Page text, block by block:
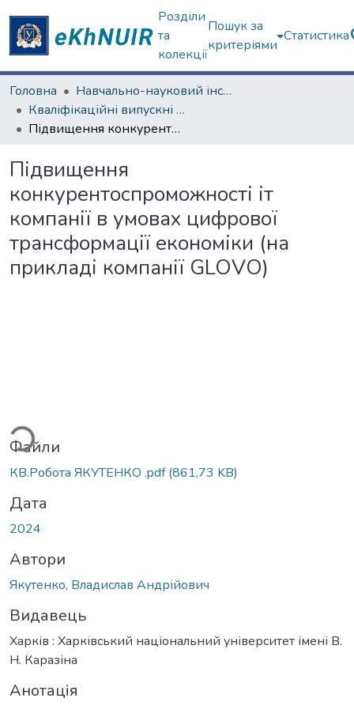
Розділи
та
колекції
Пошук за
критеріями
Статистика
Головна
Навчально-науковий інститут "Каразінська школа бізнесу"
Кваліфікаційні випускні роботи бакалаврів. Навчально-науковий інститут "Каразінська школа бізнесу"
Підвищення конкурентоспроможності іт компанії в умовах цифрової трансформації економіки (на прикладі компанії GLOVO)
Підвищення
конкурентоспроможності іт
компанії в умовах цифрової
трансформації економіки (на
прикладі компанії GLOVO)
Файли
КВ.Робота ЯКУТЕНКО .pdf(861,73 KB)
Дата
2024
Автори
Якутенко, Владислав Андрійович
Видавець
Харків : Харківський національний університет імені В.
Н. Каразіна
Анотація